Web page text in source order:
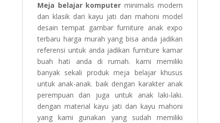
Meja belajar komputer minimalis modern
dan klasik dari kayu jati dan mahoni model
desain tempat gambar furniture anak expo
terbaru harga murah yang bisa anda jadikan
referensi untuk anda jadikan furniture kamar
buah hati anda di rumah. kami memiliki
banyak sekali produk meja belajar khusus
untuk anak-anak. baik dengan karakter anak
perempuan dan juga untuk anak laki-laki.
dengan material kayu jati dan kayu mahoni
yang kami gunakan yang sudah memiliki